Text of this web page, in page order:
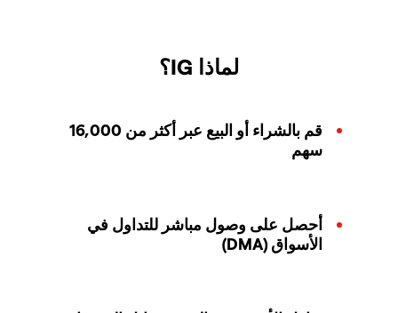
لماذا IG؟
قم بالشراء أو البيع عبر أكثر من 16,000
سهم
أحصل على وصول مباشر للتداول في
الأسواق (DMA)